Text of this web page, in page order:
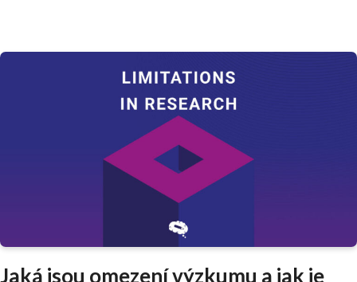
Jaká jsou omezení výzkumu a jak je